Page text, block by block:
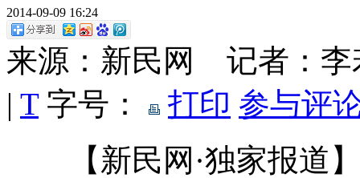
2014-09-09 16:24
来源：新民网 记者：
| T 字号： 打印 参与评
【新民网·独家报道】